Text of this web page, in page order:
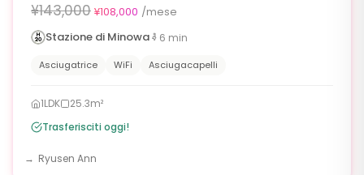
¥143,000 ¥108,000 /mese
Stazione di Minowa
6 min
Asciugatrice WiFi Asciugacapelli
1LDK
25.3m²
Trasferisciti oggi!
Ryusen Ann